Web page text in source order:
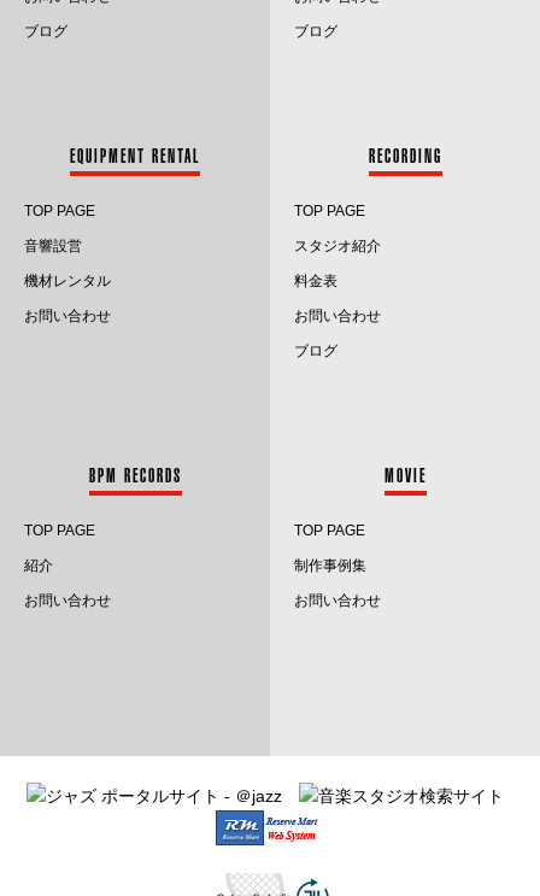
2024.2
2023.12
2023.11
2023.7
2023.2
ブログ ブログ
EQUIPMENT RENTAL
TOP PAGE
音響設営
機材レンタル
お問い合わせ
RECORDING
TOP PAGE
スタジオ紹介
料金表
お問い合わせ
ブログ
BPM RECORDS
TOP PAGE
紹介
お問い合わせ
MOVIE
TOP PAGE
制作事例集
お問い合わせ